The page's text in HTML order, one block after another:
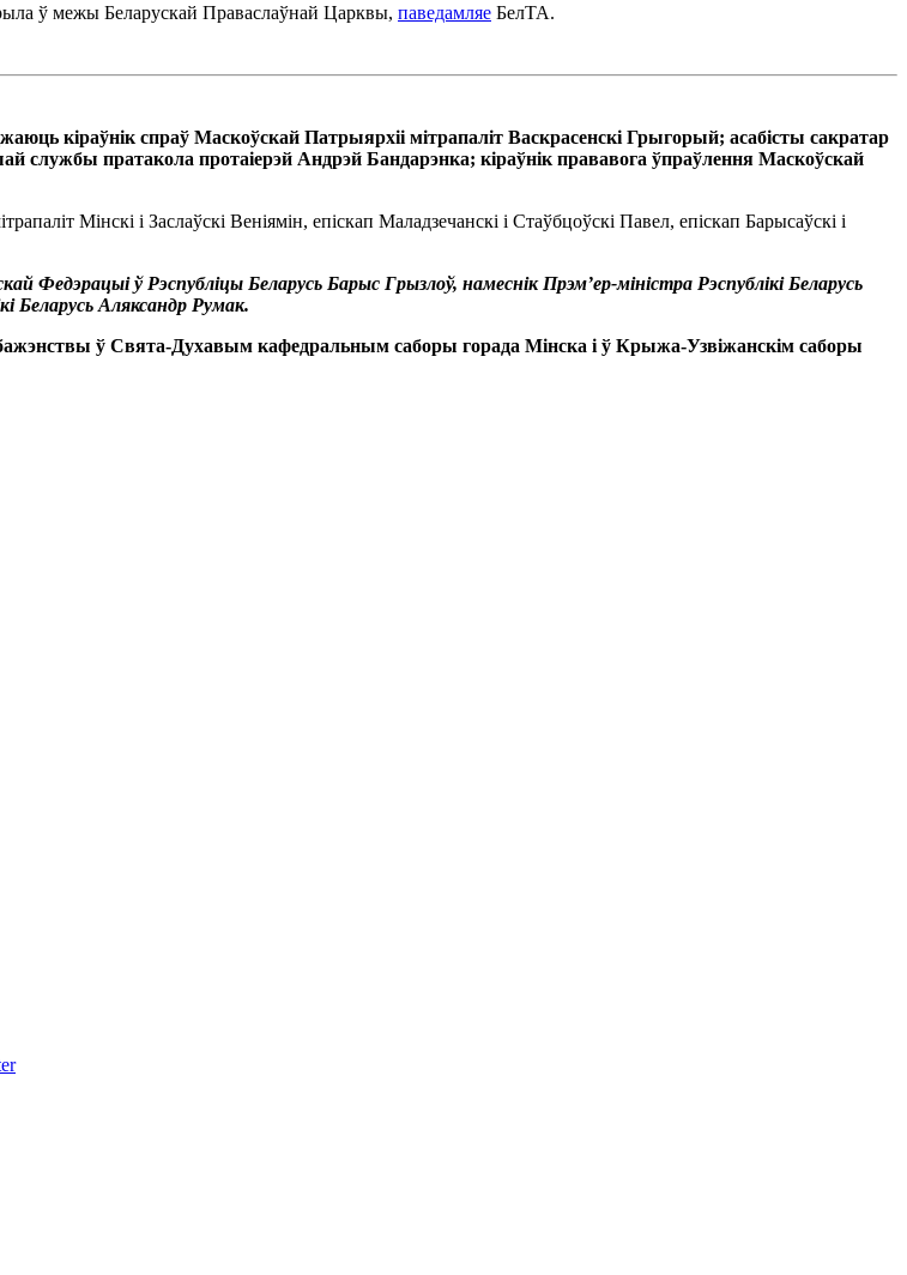
ў межы Беларускай Праваслаўнай Царквы, паведамляе БелТА.
кіраўнік спраў Маскоўскай Патрыярхіі мітрапаліт Васкрасенскі Грыгорый; асабісты сакратар
пратакола протаіерэй Андрэй Бандарэнка; кіраўнік прававога ўпраўлення Маскоўскай
Мінскі і Заслаўскі Веніямін, епіскап Маладзечанскі і Стаўбцоўскі Павел, епіскап Барысаўскі і
Федэрацыі ў Рэспубліцы Беларусь Барыс Грызлоў, намеснік Прэм’ер-міністра Рэспублікі Беларусь
Беларусь Аляксандр Румак.
ў Свята-Духавым кафедральным саборы горада Мінска і ў Крыжа-Узвіжанскім саборы